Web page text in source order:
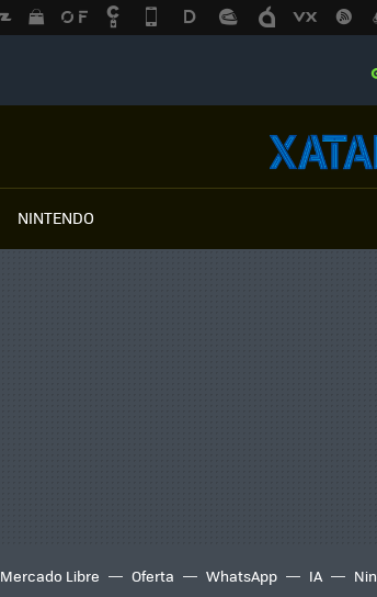
NINTENDO
Mercado Libre Oferta WhatsApp IA